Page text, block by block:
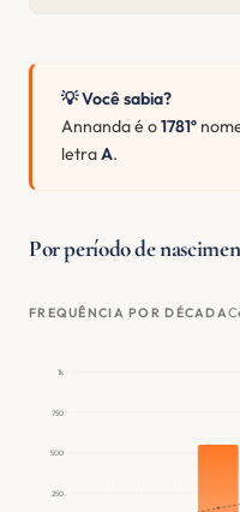
💡 Você sabia?
Annanda é o1781º
letraA.
Por período de
FREQUÊNCIA POR DÉCADA
250
500
750
1k